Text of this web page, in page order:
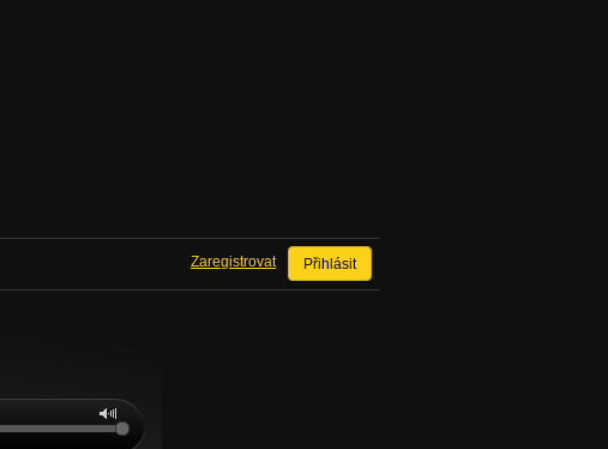
Přihlásit
Zaregistrovat